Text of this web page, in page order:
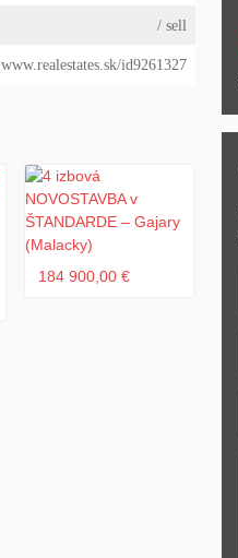
/ sell
www.realestates.sk/id9261327
184 900,00 €